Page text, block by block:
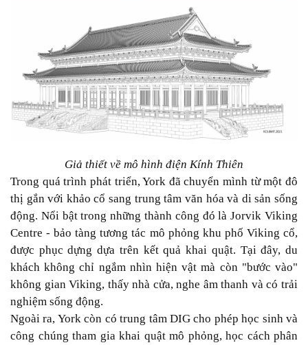
Giả thiết về mô hình điện Kính Thiên
Trong quá trình phát triển, York đã chuyển mình từ một đô
thị gắn với khảo cổ sang trung tâm văn hóa và di sản sống
động. Nổi bật trong những thành công đó là Jorvik Viking
Centre - bảo tàng tương tác mô phỏng khu phố Viking cổ,
được phục dựng dựa trên kết quả khai quật. Tại đây, du
khách không chỉ ngắm nhìn hiện vật mà còn "bước vào"
không gian Viking, thấy nhà cửa, nghe âm thanh và có trải
nghiệm sống động.
Ngoài ra, York còn có trung tâm DIG cho phép học sinh và
công chúng tham gia khai quật mô phỏng, học cách phân